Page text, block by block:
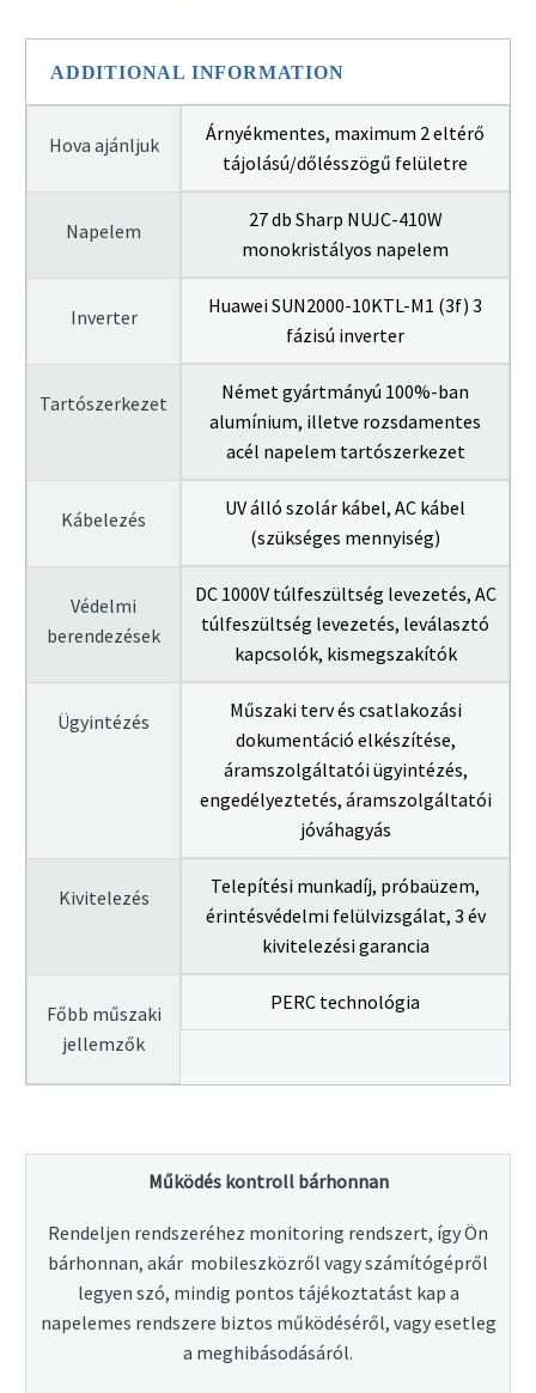
ADDITIONAL INFORMATION
Hova ajánljuk
Árnyékmentes, maximum 2 eltérő
tájolású/dőlésszögű felületre
Napelem
27 db Sharp NUJC-410W
monokristályos napelem
Inverter
Huawei SUN2000-10KTL-M1 (3f) 3
fázisú inverter
Tartószerkezet
Német gyártmányú 100%-ban
alumínium, illetve rozsdamentes
acél napelem tartószerkezet
Kábelezés
UV álló szolár kábel, AC kábel
(szükséges mennyiség)
Védelmi
berendezések
DC 1000V túlfeszültség levezetés, AC
túlfeszültség levezetés, leválasztó
kapcsolók, kismegszakítók
Ügyintézés
Műszaki terv és csatlakozási
dokumentáció elkészítése,
áramszolgáltatói ügyintézés,
engedélyeztetés, áramszolgáltatói
jóváhagyás
Kivitelezés
Telepítési munkadíj, próbaüzem,
érintésvédelmi felülvizsgálat, 3 év
kivitelezési garancia
Főbb műszaki
jellemzők
PERC technológia
Működés kontroll bárhonnan
Rendeljen rendszeréhez monitoring rendszert, így Ön
bárhonnan, akár mobileszközről vagy számítógépről
legyen szó, mindig pontos tájékoztatást kap a
napelemes rendszere biztos működéséről, vagy esetleg
a meghibásodásáról.